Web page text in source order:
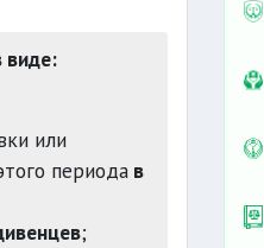
виде:
или
периода в
;